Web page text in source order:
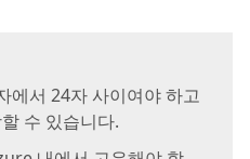
에서 24자 사이여야 하고
수 있습니다.